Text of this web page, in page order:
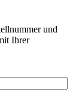
und
Ihrer